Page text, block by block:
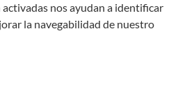
activadas nos ayudan a identificar
la navegabilidad de nuestro